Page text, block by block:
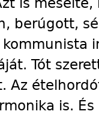
berúgott,
Tót
Az
is.